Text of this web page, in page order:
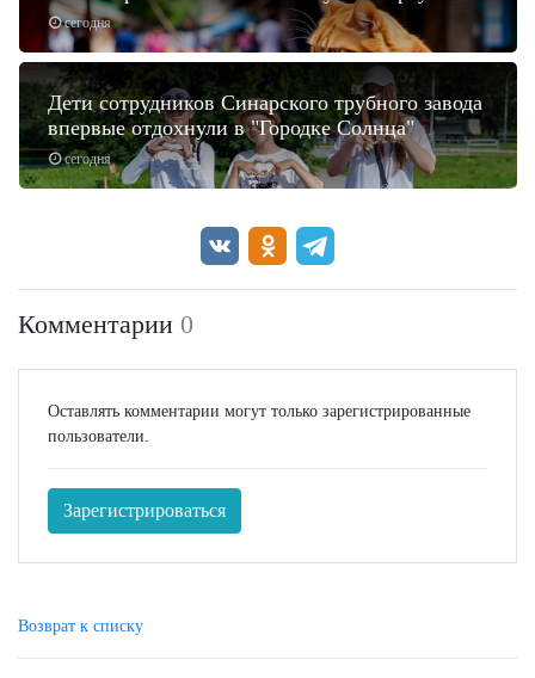
сегодня
сегодня
Дети сотрудников Синарского трубного завода
впервые отдохнули в "Городке Солнца"
Комментарии 0
Оставлять комментарии могут только зарегистрированные
пользователи.
Зарегистрироваться
Возврат к списку